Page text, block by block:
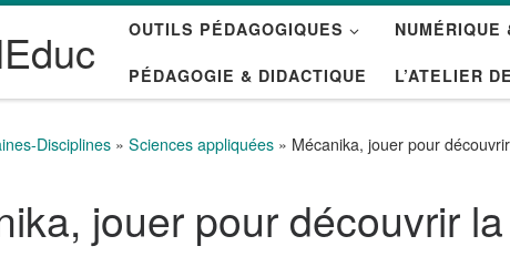
OUTILS PÉDAGOGIQUES NUMÉRIQUE
PÉDAGOGIE & DIDACTIQUE L’ATELIER
Disciplines » Sciences appliquées » Mécanika, jouer pour
jouer pour découvrir